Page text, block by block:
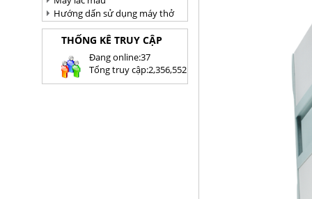
Hướng dấn sử dụng máy thở
THỐNG KÊ TRUY CẬP
Ðang online:37
Tổng truy cập:2,356,552